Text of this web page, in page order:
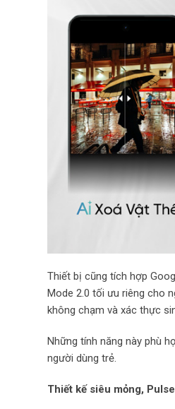
Thiết bị cũng tích hợp
Mode 2.0 tối ưu riêng cho
không chạm và xác thực
Những tính năng này phù
người dùng trẻ.
Thiết kế siêu mỏng,